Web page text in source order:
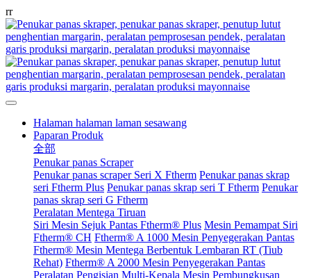
rr
Halaman halaman laman sesawang
Paparan Produk
全部
Penukar panas Scraper
Penukar panas scraper Seri X Ftherm Penukar panas skrap
seri Ftherm Plus Penukar panas skrap seri T Ftherm Penukar
panas skrap seri G Ftherm
Peralatan Mentega Tiruan
Siri Mesin Sejuk Pantas Ftherm® Plus Mesin Pemampat Siri
Ftherm® CH Ftherm® A 1000 Mesin Penyegerakan Pantas
Ftherm® Mesin Mentega Berbentuk Lembaran RT (Tiub
Rehat) Ftherm® A 2000 Mesin Penyegerakan Pantas
Peralatan Pengisian Multi-Kepala Mesin Pembungkusan